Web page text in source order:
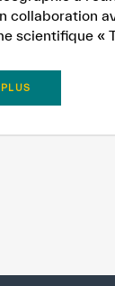
collaboration
scientifique «